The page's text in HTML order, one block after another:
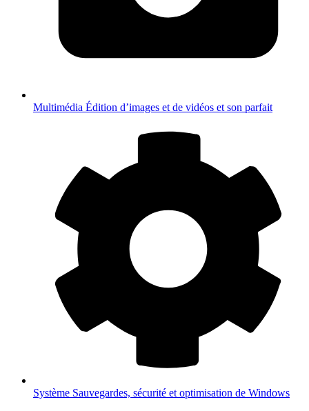
Multimédia Édition d’images et de vidéos et son parfait
Système Sauvegardes, sécurité et optimisation de Windows